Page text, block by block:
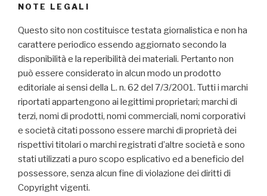
NOTE LEGALI
Questo sito non costituisce testata giornalistica e non ha
carattere periodico essendo aggiornato secondo la
disponibilità e la reperibilità dei materiali. Pertanto non
può essere considerato in alcun modo un prodotto
editoriale ai sensi della L. n. 62 del 7/3/2001. Tutti i marchi
riportati appartengono ai legittimi proprietari; marchi di
terzi, nomi di prodotti, nomi commerciali, nomi corporativi
e società citati possono essere marchi di proprietà dei
rispettivi titolari o marchi registrati d’altre società e sono
stati utilizzati a puro scopo esplicativo ed a beneficio del
possessore, senza alcun fine di violazione dei diritti di
Copyright vigenti.